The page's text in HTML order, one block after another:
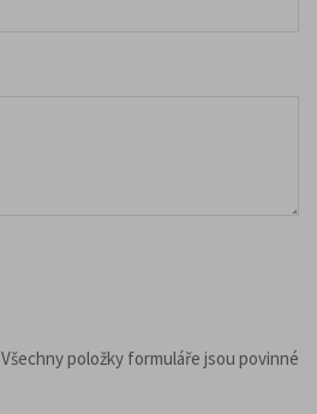
Všechny položky formuláře jsou povinné